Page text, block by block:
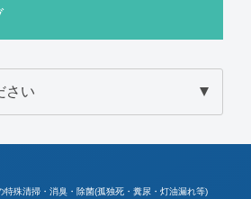
特殊清掃・消臭・除菌(孤独死・糞尿・灯油漏れ等)